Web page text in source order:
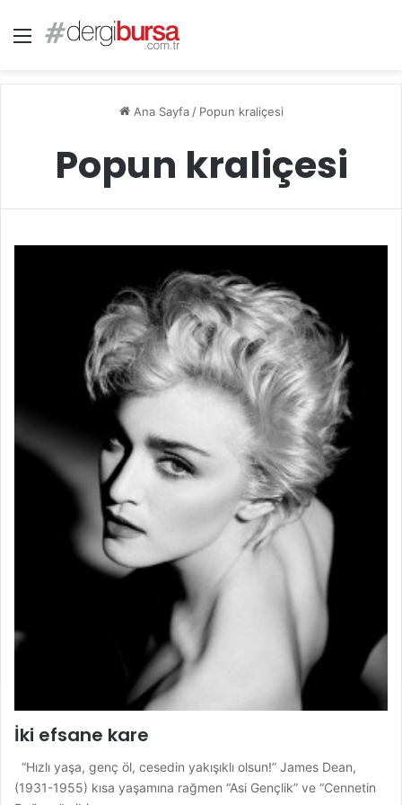
Menü
Ana Sayfa / Popun kraliçesi
Popun kraliçesi
İki efsane kare
“Hızlı yaşa, genç öl, cesedin yakışıklı olsun!” James Dean,
(1931-1955) kısa yaşamına rağmen “Asi Gençlik” ve “Cennetin